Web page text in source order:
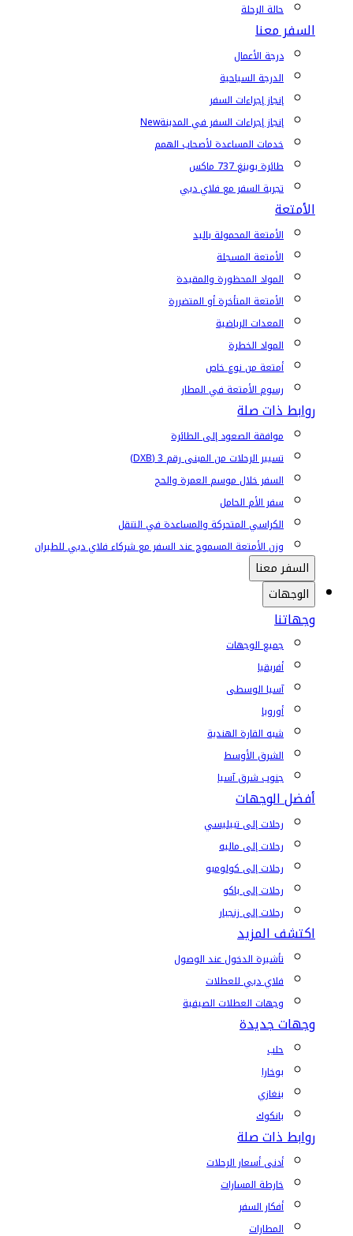
حالة الرحلة
السفر معنا
درجة الأعمال
الدرجة السياحية
إنجاز إجراءات السفر
إنجاز إجراءات السفر في المدينةNew
خدمات المساعدة لأصحاب الهمم
طائرة بوينغ 737 ماكس
تجربة السفر مع فلاي دبي
الأمتعة
الأمتعة المحمولة باليد
الأمتعة المسجلة
المواد المحظورة والمقيدة
الأمتعة المتأخرة أو المتضررة
المعدات الرياضية
المواد الخطرة
أمتعة من نوع خاص
رسوم الأمتعة في المطار
روابط ذات صلة
موافقة الصعود إلى الطائرة
تسيير الرحلات من المبنى رقم 3 (DXB)
السفر خلال موسم العمرة والحج
سفر الأم الحامل
الكراسي المتحركة والمساعدة في التنقل
وزن الأمتعة المسموح عند السفر مع شركاء فلاي دبي للطيران
السفر معنا
الوجهات
وجهاتنا
جميع الوجهات
أفريقيا
آسيا الوسطى
أوروبا
شبه القارة الهندية
الشرق الأوسط
جنوب شرق آسيا
أفضل الوجهات
رحلات إلى تبيليسي
رحلات إلى ماليه
رحلات إلى كولومبو
رحلات إلى باكو
رحلات إلى زنجبار
اكتشف المزيد
تأشيرة الدخول عند الوصول
فلاي دبي للعطلات
وجهات العطلات الصيفية
وجهات جديدة
حلب
بوخارا
بنغازي
بانكوك
روابط ذات صلة
أدنى أسعار الرحلات
خارطة المسارات
أفكار السفر
المطارات